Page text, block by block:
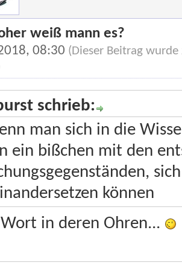
weiß mann es?
08:30 (Dieser Beitrag
schrieb:
man sich in die
ein bißchen mit den
können
in deren Ohren...